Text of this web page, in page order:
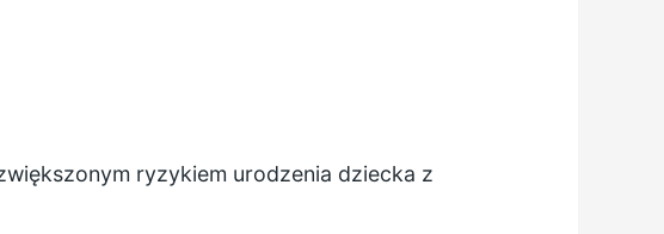
ryzykiem urodzenia dziecka z